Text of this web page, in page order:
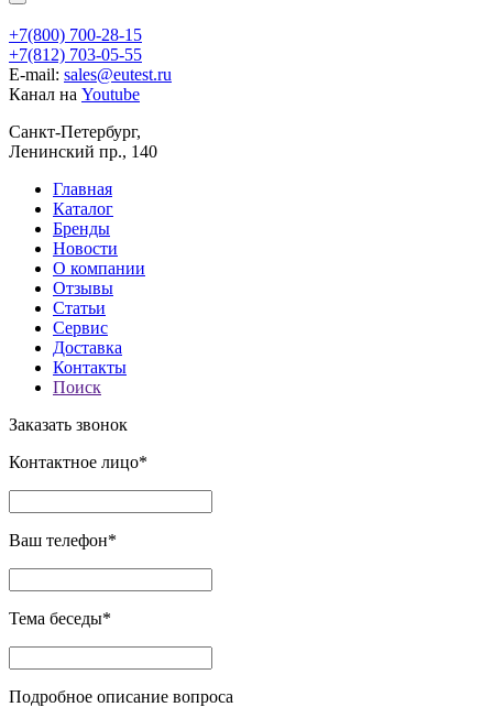
+7(800) 700-28-15
+7(812) 703-05-55
E-mail: sales@eutest.ru
Канал на Youtube
Санкт-Петербург,
Ленинский пр., 140
Главная
Каталог
Бренды
Новости
О компании
Отзывы
Статьи
Сервис
Доставка
Контакты
Поиск
Заказать звонок
Контактное лицо*
Ваш телефон*
Тема беседы*
Подробное описание вопроса